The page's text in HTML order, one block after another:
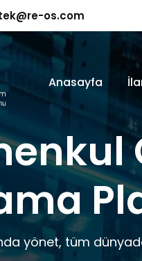
os.com
Anasayfa
yönet, tüm